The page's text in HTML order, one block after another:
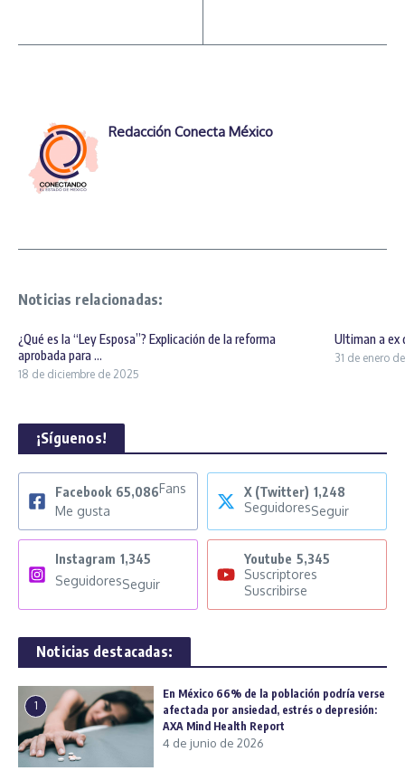
Redacción Conecta México
Noticias relacionadas:
¿Qué es la “Ley Esposa”? Explicación de la reforma
aprobada para ...
18 de diciembre de 2025
Ultiman a ex
31 de enero
¡Síguenos!
Facebook 65,086Fans
Me gusta
X (Twitter) 1,248
SeguidoresSeguir
Instagram 1,345
SeguidoresSeguir
Youtube 5,345
Suscriptores
Suscribirse
Noticias destacadas:
1
En México 66% de la población podría verse
afectada por ansiedad, estrés o depresión:
AXA Mind Health Report
4 de junio de 2026